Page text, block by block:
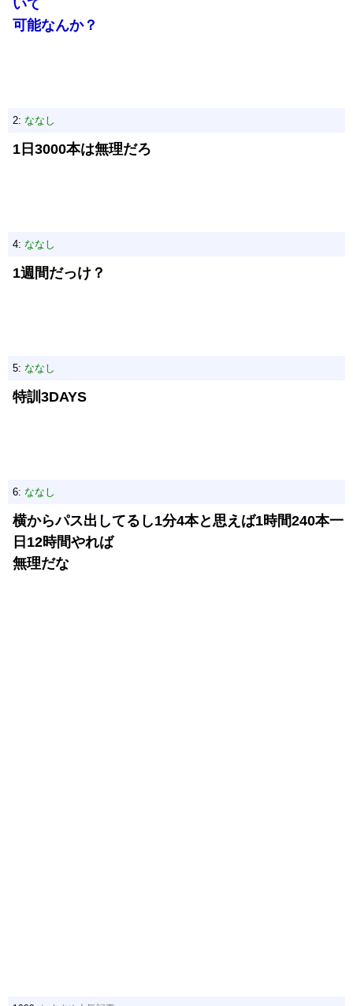
いて
可能なんか？
2: ななし
1日3000本は無理だろ
4: ななし
1週間だっけ？
5: ななし
特訓3DAYS
6: ななし
横からパス出してるし1分4本と思えば1時間240本一
日12時間やれば
無理だな